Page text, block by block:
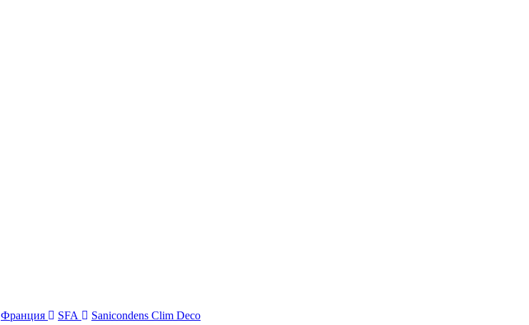
Франция SFA Sanicondens Clim Deco